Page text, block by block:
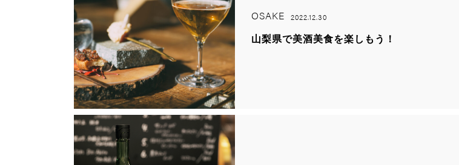
OSAKE 2022.12.30
山梨県で美酒美食を楽しもう！